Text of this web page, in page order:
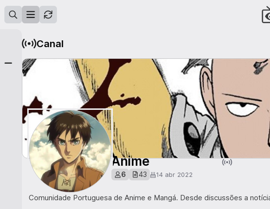
Canal
Anime
6
43 14 abr 2022
Comunidade Portuguesa de Anime e Mangá. Desde discussões a